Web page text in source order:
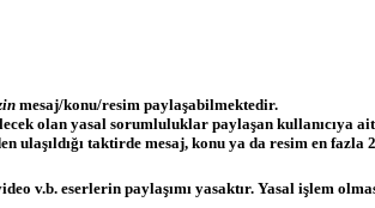
mesaj/konu/resim paylaşabilmektedir.
olan yasal sorumluluklar paylaşan
taktirde mesaj, konu ya da resim en fazla
v.b. eserlerin paylaşımı yasaktır. Yasal işlem